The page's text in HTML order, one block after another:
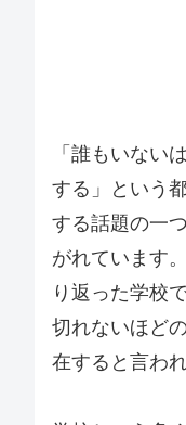
「誰もいない
する」という
する話題の一
がれています
り返った学校
切れないほど
在すると言わ